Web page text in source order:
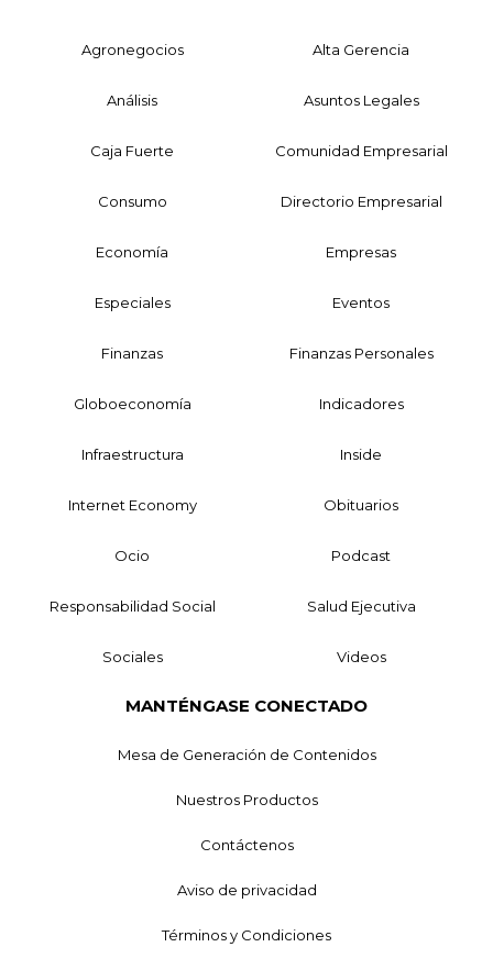
Agronegocios Alta Gerencia
Análisis Asuntos Legales
Caja Fuerte Comunidad Empresarial
Consumo Directorio Empresarial
Economía Empresas
Especiales Eventos
Finanzas Finanzas Personales
Globoeconomía Indicadores
Infraestructura Inside
Internet Economy Obituarios
Ocio Podcast
Responsabilidad Social Salud Ejecutiva
Sociales Videos
MANTÉNGASE CONECTADO
Mesa de Generación de Contenidos
Nuestros Productos
Contáctenos
Aviso de privacidad
Términos y Condiciones